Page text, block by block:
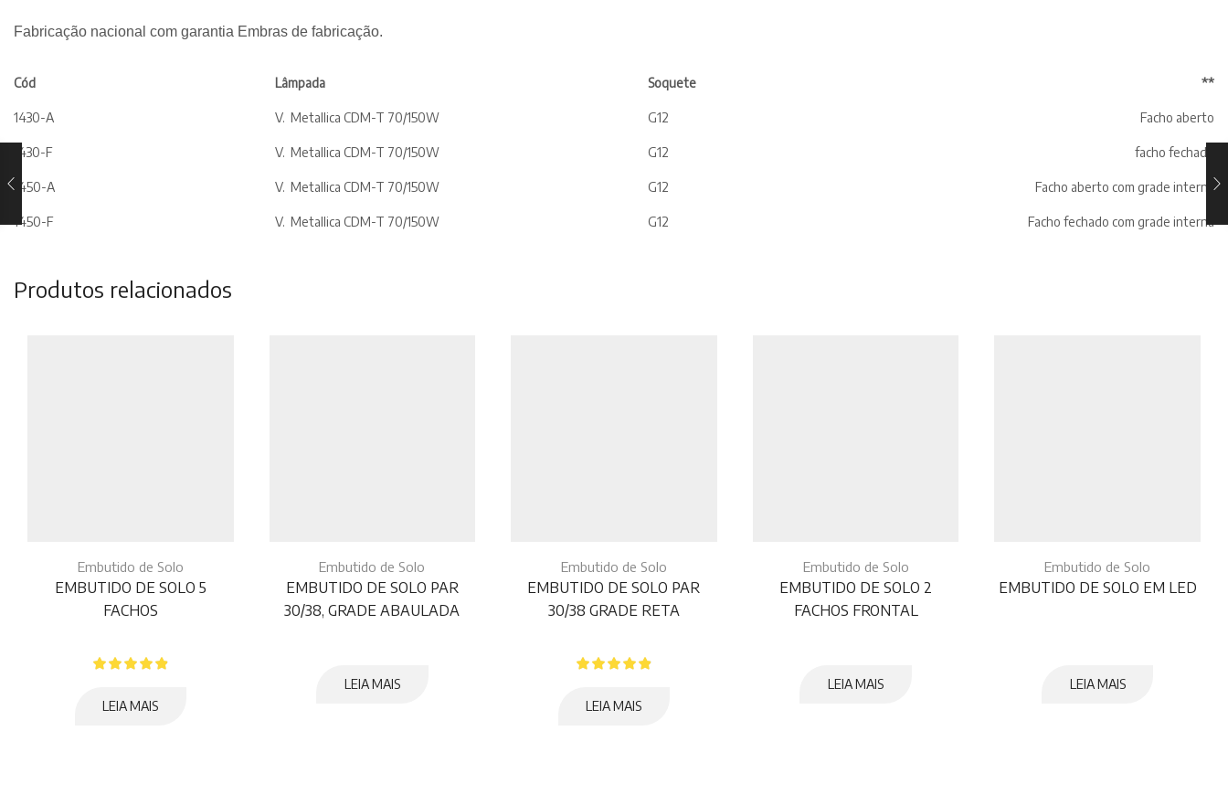
Fabricação nacional com garantia Embras de fabricação.
Cód Lâmpada Soquete **
1430-A V. Metallica CDM-T 70/150W G12 Facho aberto
1430-F V. Metallica CDM-T 70/150W G12 facho fechado
1450-A V. Metallica CDM-T 70/150W G12 Facho aberto com grade interna
1450-F V. Metallica CDM-T 70/150W G12 Facho fechado com grade interna
Produtos relacionados
Embutido de Solo
EMBUTIDO DE SOLO 5
FACHOS
LEIA MAIS
Embutido de Solo
EMBUTIDO DE SOLO PAR
30/38, GRADE ABAULADA
LEIA MAIS
Embutido de Solo
EMBUTIDO DE SOLO PAR
30/38 GRADE RETA
LEIA MAIS
Embutido de Solo
EMBUTIDO DE SOLO 2
FACHOS FRONTAL
LEIA MAIS
Embutido de Solo
EMBUTIDO DE SOLO EM LED
LEIA MAIS